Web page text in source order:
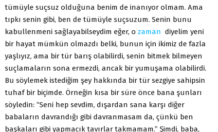
tümüyle suçsuz olduğuna benim de inanıyor olmam. Ama
tıpkı senin gibi, ben de tümüyle suçsuzum. Senin bunu
kabullenmeni sağlayabilseydim eğer, o zaman diyelim yeni
bir hayat mümkün olmazdı belki, bunun için ikimiz de fazla
yaşlıyız, ama bir tür barış olabilirdi, senin bitmek bilmeyen
suçlamaların sona ermezdi, ancak bir yumuşama olabilirdi.
Bu söylemek istediğim şey hakkında bir tür sezgiye sahipsin
tuhaf bir biçimde. Örneğin kısa bir süre önce bana şunları
söyledin: “Seni hep sevdim, dışardan sana karşı diğer
babaların davrandığı gibi davranmasam da, çünkü ben
başkaları gibi yapmacık tavırlar takmamam.” Şimdi, baba,